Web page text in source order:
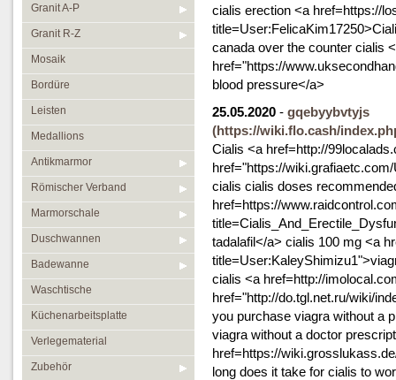
Granit A-P
Granit R-Z
Mosaik
Bordüre
Leisten
Medallions
Antikmarmor
Römischer Verband
Marmorschale
Duschwannen
Badewanne
Waschtische
Küchenarbeitsplatte
Verlegematerial
Zubehör
cialis erection <a href=https://
canada over the counter cialis
href="https://
blood pressure</a>
25.05.2020 - gqebyybvtyjs
(https://wiki.flo.cash/
Cialis <a href=http://
href="https://
cialis cialis doses
href=https://
tadalafil</a> cialis 100 mg <a
cialis <a href=http://
href="http://do.tgl.net.ru/wiki/
you purchase viagra without a
viagra without a doctor
href=https://
long does it take for cialis to